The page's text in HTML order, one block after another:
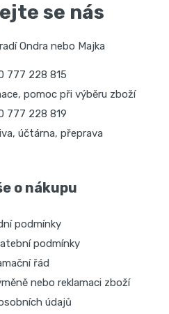
se nás
Ondra nebo Majka
777 228 815
pomoc při výběru zboží
777 228 819
účtárna, přeprava
o nákupu
podmínky
podmínky
řád
nebo reklamaci zboží
údajů